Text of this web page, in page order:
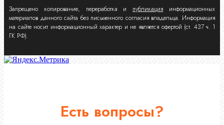
Запрещено копирование, переработка и публикация информационных
материалов данного сайта без письменного согласия владельца. Информация
на сайте носит информационный характер и не является офертой (ст. 437 ч. 1
ГК РФ).
Есть вопросы?